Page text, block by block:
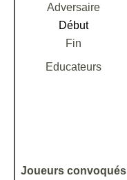
Adversaire
Début
Fin
Educateurs
Joueurs convoqués